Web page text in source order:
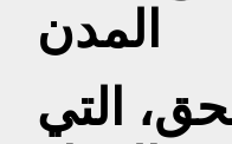
المدن
التي